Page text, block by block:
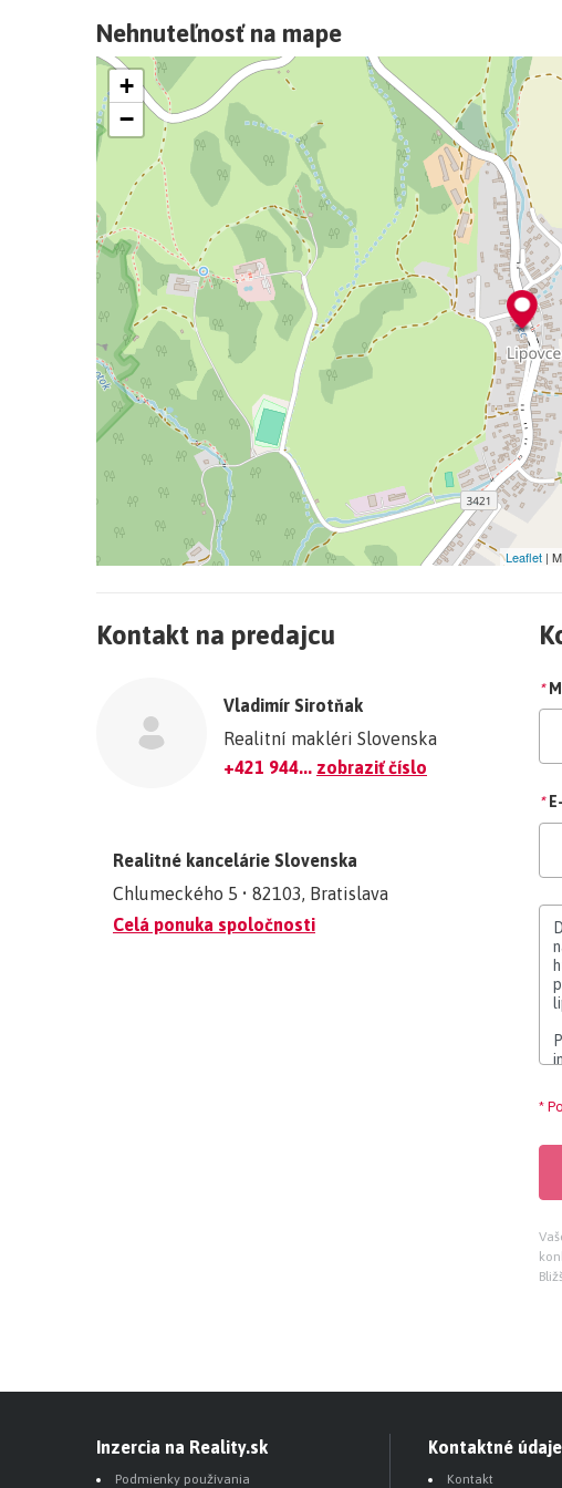
- profesionálne nafotenie nehnuteľnosti
- natáčanie, fotenie nehnuteľnosti dronom
- marketingová podpora predaja, topovanie na realitných
- bannery
- kvalitný právny servis
Nehnuteľnosť na mape
−
+
−
Leaflet |
Kontakt na predajcu
Vladimír Sirotňak
Realitní makléri Slovenska
+421 944... zobraziť číslo
Realitné kancelárie Slovenska
Chlumeckého 5 • 82103, Bratislava
Celá ponuka spoločnosti
*
*
*
Inzercia na Reality.sk
Podmienky používania
Kontaktné údaje
Kontakt